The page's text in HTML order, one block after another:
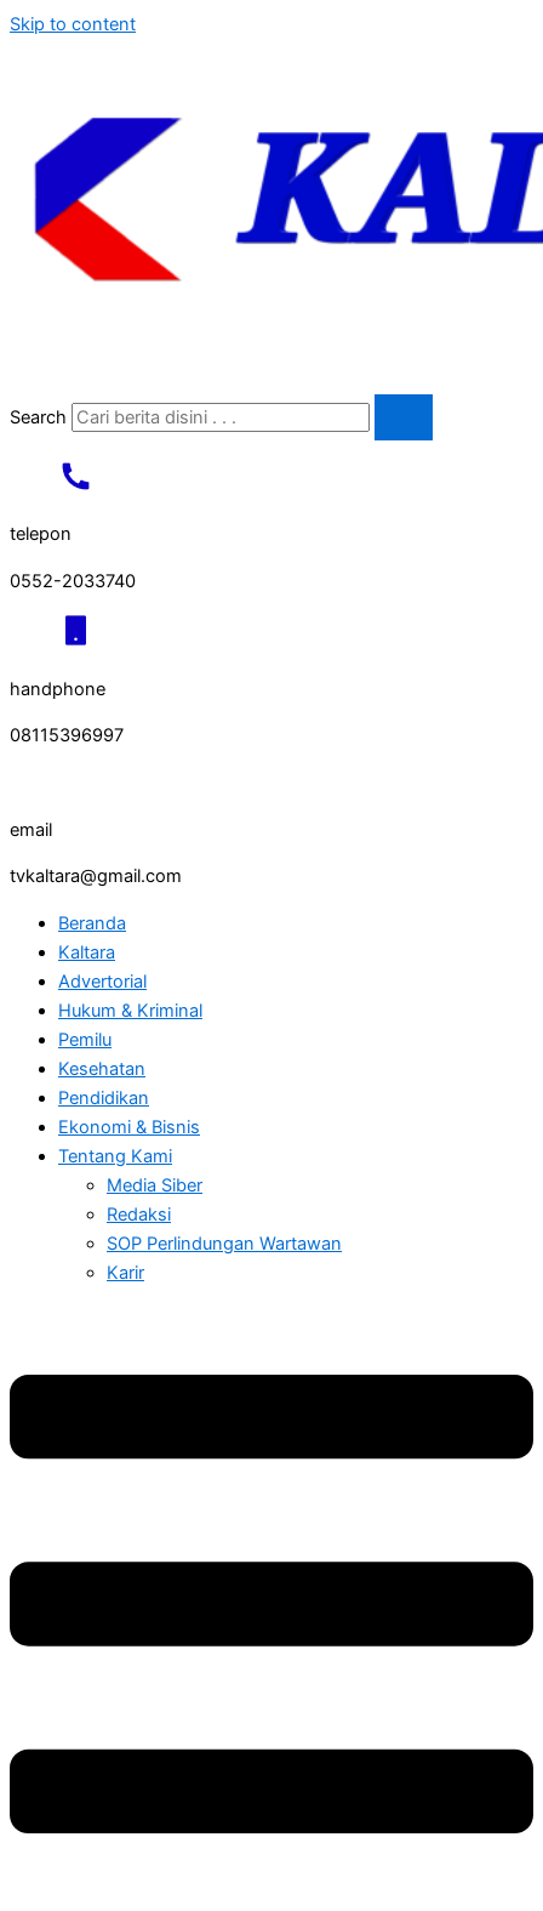
Skip to content
Search
telepon
0552-2033740
handphone
08115396997
email
tvkaltara@gmail.com
Beranda
Kaltara
Advertorial
Hukum & Kriminal
Pemilu
Kesehatan
Pendidikan
Ekonomi & Bisnis
Tentang Kami
Media Siber
Redaksi
SOP Perlindungan Wartawan
Karir